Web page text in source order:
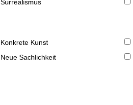
Surrealismus
Konkrete Kunst
Neue Sachlichkeit